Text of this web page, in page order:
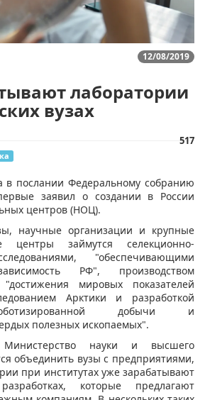
12/08/2019
лаборатории
вузах
517
в послании Федеральному собранию
заявил о создании в России
центров (НОЦ).
научные организации и крупные
центры займутся селекционно-
"обеспечивающими
РФ", производством
мировых показателей
Арктики и разработкой
добычи и
полезных ископаемых".
науки и высшего
объединить вузы с предприятиями,
при институтах уже зарабатывают
которые предлагают